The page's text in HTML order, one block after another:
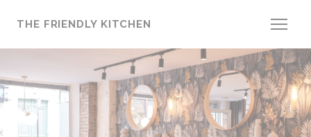
THE FRIENDLY KITCHEN